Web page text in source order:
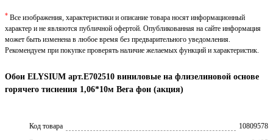
Обои ELYSIUM арт.Е702510 виниловые на флизелиновой основе
горячего тиснения 1,06*10м Вега фон (акция)
Код товара
10809578
* Все изображения, характеристики и описание товара носят информационный
характер и не являются публичной офертой. Опубликованная на сайте информация
может быть изменена в любое время без предварительного уведомления.
Рекомендуем при покупке проверять наличие желаемых функций и характеристик.